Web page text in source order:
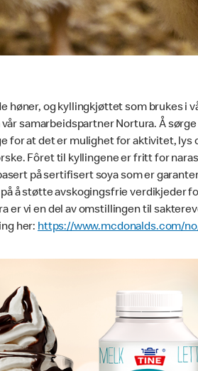
høner, og kyllingkjøttet som brukes i
samarbeidspartner Nortura. Å
for at det er mulighet for aktivitet, lys
Fôret til kyllingene er fritt for
på sertifisert soya som er
å støtte avskogingsfrie verdikjeder
er vi en del av omstillingen til
her: https://www.mcdonalds.com/